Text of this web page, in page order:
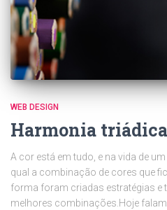
WEB DESIGN
Harmonia triádica
A cor está em tudo, e na vida de
qual a combinação de cores que
forma foram criadas estratégias e
melhores combinações.Hoje